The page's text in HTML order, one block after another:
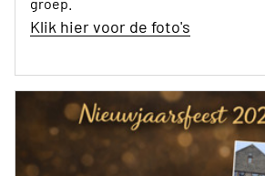
Klik hier voor de foto's